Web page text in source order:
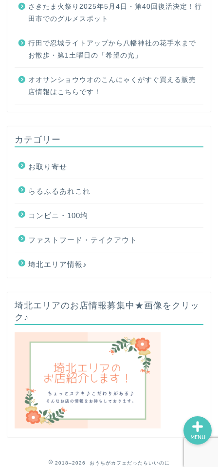
さきたま火祭り2025年5月4日・第40回復活決定！行
田市でのグルメスポット
行田で忍城ライトアップから八幡神社の花手水まで
お散歩・第1土曜日の「希望の光」
オオサンショウウオのこんにゃくがすぐ買える販売
店情報はこちらです！
カテゴリー
お取り寄せ
らるふるあれこれ
コンビニ・100均
ファストフード・テイクアウト
埼北エリア情報♪
埼北エリアのお店情報募集中★画像をクリッ
ク♪
2018–2026 おうちがカフェだったらいいのに
MENU
お問い合わせ
サイトマップ